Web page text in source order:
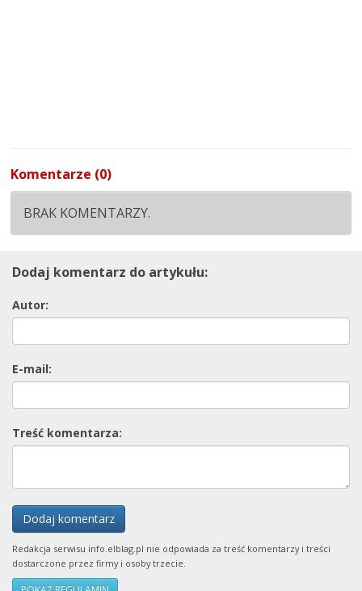
Komentarze (0)
BRAK KOMENTARZY.
Dodaj komentarz do artykułu:
Autor:
E-mail:
Treść komentarza:
Dodaj komentarz
Redakcja serwisu info.elblag.pl nie odpowiada za treść komentarzy i treści
dostarczone przez firmy i osoby trzecie.